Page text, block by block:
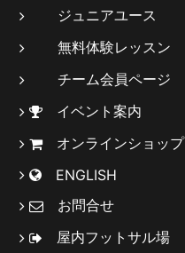
ジュニアユース
無料体験レッスン
チーム会員ページ
イベント案内
オンラインショップ
ENGLISH
お問合せ
屋内フットサル場